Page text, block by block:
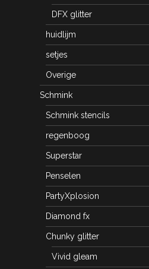
DFX glitter
huidlijm
setjes
Overige
Schmink
Schmink stencils
regenboog
Superstar
Penselen
PartyXplosion
Diamond fx
Chunky glitter
Vivid gleam